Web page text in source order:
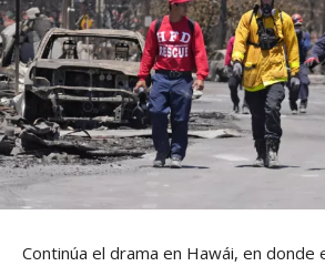
Continúa el drama en Hawái, en